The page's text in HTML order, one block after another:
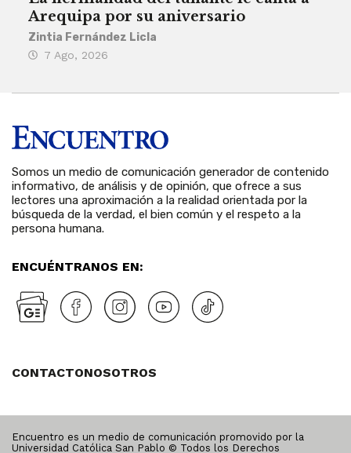
Arequipa por su aniversario
Zintia Fernández Licla
7 Ago, 2026
Somos un medio de comunicación generador de contenido
informativo, de análisis y de opinión, que ofrece a sus
lectores una aproximación a la realidad orientada por la
búsqueda de la verdad, el bien común y el respeto a la
persona humana.
ENCUÉNTRANOS EN:
CONTACTONOSOTROS
Encuentro es un medio de comunicación promovido por la
Universidad Católica San Pablo © Todos los Derechos